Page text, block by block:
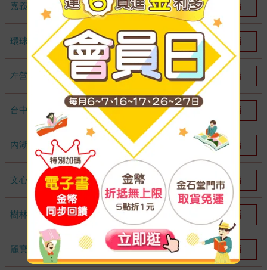
嘉義耐斯店 3 我要預留
環球店 21 我要預留
左營店 2 我要預留
台中秀泰店 6 我要預留
內湖大潤發 4 我要預留
文心店 6 我要預留
樹林店 我要預留
麗寶店 6 我要預留